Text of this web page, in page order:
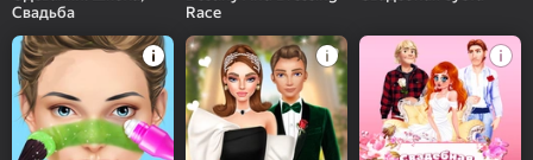
Свадьба
Race